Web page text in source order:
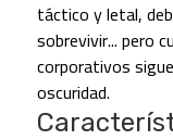
táctico y letal,
sobrevivir... pero
corporativos
oscuridad.